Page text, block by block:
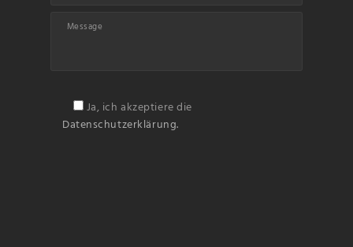
Ja, ich akzeptiere die
Datenschutzerklärung.